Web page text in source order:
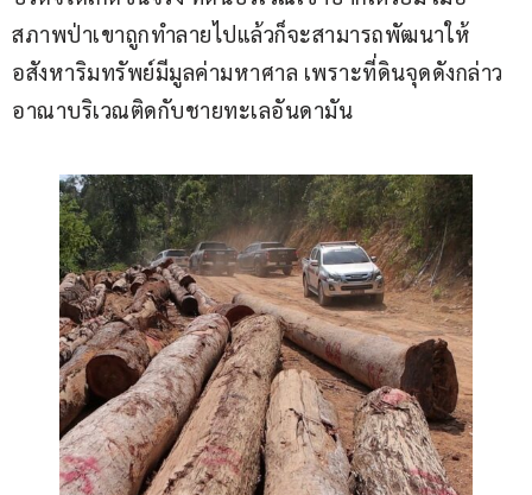
สภาพป่าเขาถูกทำลายไปแล้วก็จะสามารถพัฒนาให้
อสังหาริมทรัพย์มีมูลค่ามหาศาล เพราะที่ดินจุดดังกล่าว
อาณาบริเวณติดกับชายทะเลอันดามัน